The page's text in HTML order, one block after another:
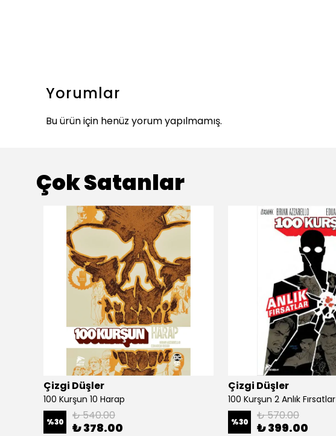
Yorumlar
Bu ürün için henüz yorum yapılmamış.
Çok Satanlar
Çizgi Düşler
100 Kurşun 10 Harap
%30 ₺ 540.00
₺ 378.00
Çizgi Düşler
100 Kurşun 2 Anlık Fırsatlar
%30 ₺ 570.00
₺ 399.00